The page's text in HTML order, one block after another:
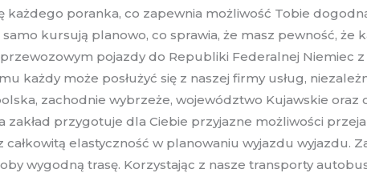
każdego poranka, co zapewnia możliwość Tobie
kursują planowo, co sprawia, że masz pewność,
pojazdy do Republiki Federalnej Niemiec
każdy może posłużyć się z naszej firmy usług,
zachodnie wybrzeże, województwo Kujawskie
zakład przygotuje dla Ciebie przyjazne możliwości
elastyczność w planowaniu wyjazdu wyjazdu.
wygodną trasę. Korzystając z nasze transporty